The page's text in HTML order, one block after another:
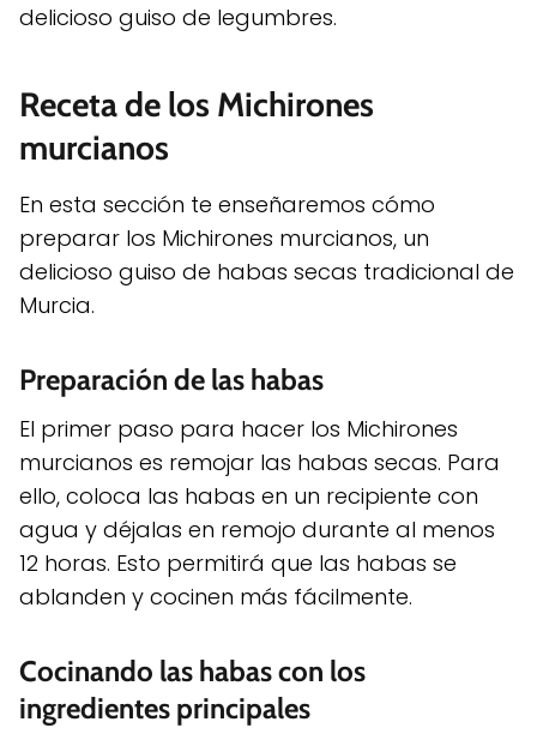
delicioso guiso de legumbres.
Receta de los Michirones
murcianos
En esta sección te enseñaremos cómo
preparar los Michirones murcianos, un
delicioso guiso de habas secas tradicional de
Murcia.
Preparación de las habas
El primer paso para hacer los Michirones
murcianos es remojar las habas secas. Para
ello, coloca las habas en un recipiente con
agua y déjalas en remojo durante al menos
12 horas. Esto permitirá que las habas se
ablanden y cocinen más fácilmente.
Cocinando las habas con los
ingredientes principales